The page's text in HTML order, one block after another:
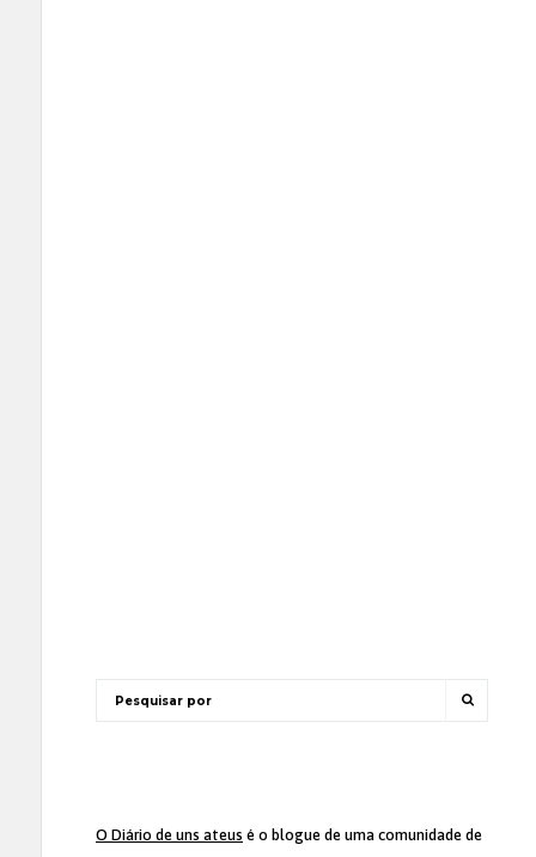
O Diário de uns ateus é o blogue de uma comunidade de